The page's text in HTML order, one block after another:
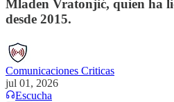
Mladen Vratonjić, quien ha
desde 2015.
Comunicaciones Criticas
jul 01, 2026
Escucha